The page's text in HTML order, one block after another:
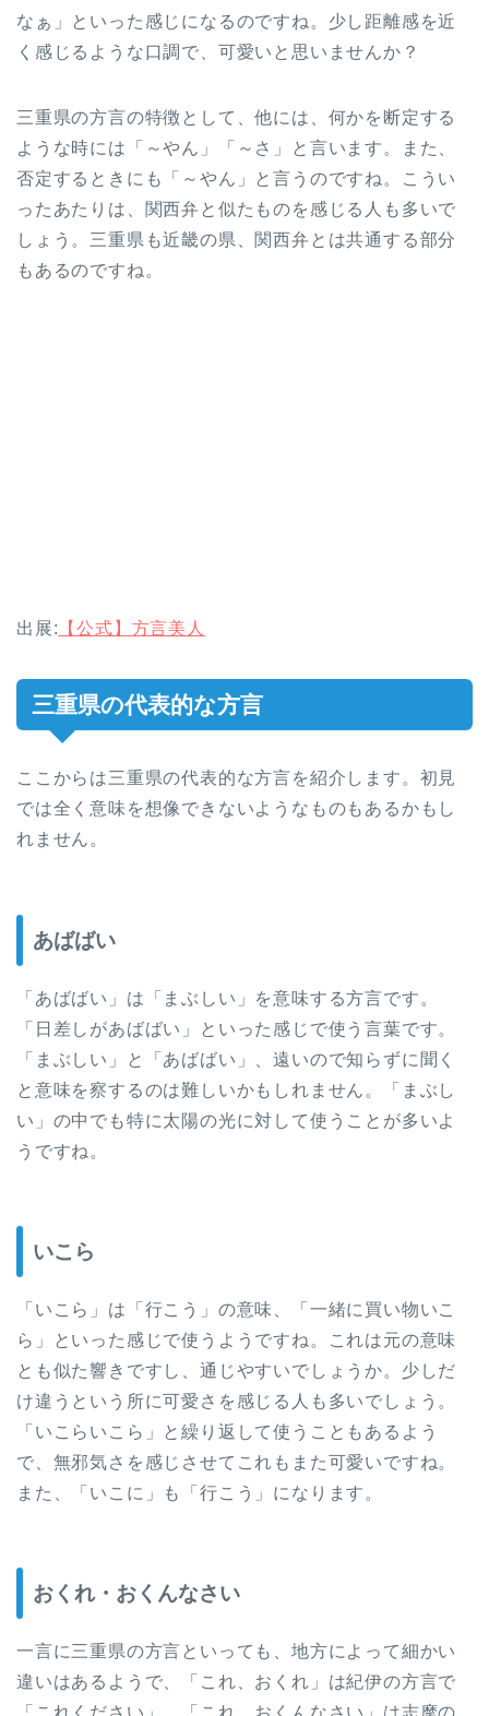
なぁ」といった感じになるのですね。少し距離感を近
く感じるような口調で、可愛いと思いませんか？
三重県の方言の特徴として、他には、何かを断定する
ような時には「～やん」「～さ」と言います。また、
否定するときにも「～やん」と言うのですね。こうい
ったあたりは、関西弁と似たものを感じる人も多いで
しょう。三重県も近畿の県、関西弁とは共通する部分
もあるのですね。
出展: 【公式】方言美人
三重県の代表的な方言
ここからは三重県の代表的な方言を紹介します。初見
では全く意味を想像できないようなものもあるかもし
れません。
あばばい
「あばばい」は「まぶしい」を意味する方言です。
「日差しがあばばい」といった感じで使う言葉です。
「まぶしい」と「あばばい」、遠いので知らずに聞く
と意味を察するのは難しいかもしれません。「まぶし
い」の中でも特に太陽の光に対して使うことが多いよ
うですね。
いこら
「いこら」は「行こう」の意味、「一緒に買い物いこ
ら」といった感じで使うようですね。これは元の意味
とも似た響きですし、通じやすいでしょうか。少しだ
け違うという所に可愛さを感じる人も多いでしょう。
「いこらいこら」と繰り返して使うこともあるよう
で、無邪気さを感じさせてこれもまた可愛いですね。
また、「いこに」も「行こう」になります。
おくれ・おくんなさい
一言に三重県の方言といっても、地方によって細かい
違いはあるようで、「これ、おくれ」は紀伊の方言で